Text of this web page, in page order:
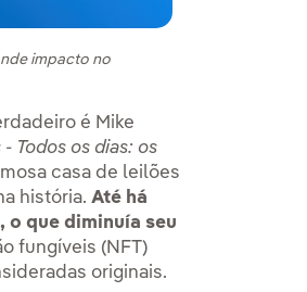
impacto no
é Mike
- Todos os dias: os
casa de leilões
história.Até há
que diminuía seu
fungíveis (NFT)
originais.